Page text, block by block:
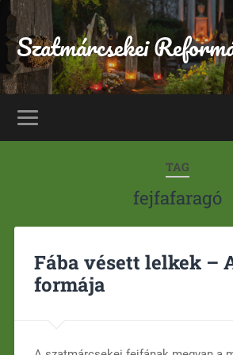
Szatmárcsekei
TAG
fejfafaragó
Fába vésett lelkek –
formája